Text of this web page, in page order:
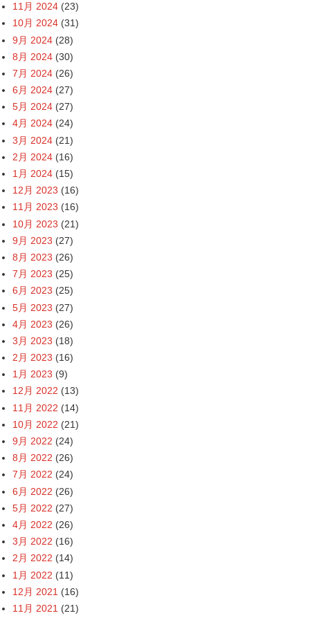
11月 2024 (23)
10月 2024 (31)
9月 2024 (28)
8月 2024 (30)
7月 2024 (26)
6月 2024 (27)
5月 2024 (27)
4月 2024 (24)
3月 2024 (21)
2月 2024 (16)
1月 2024 (15)
12月 2023 (16)
11月 2023 (16)
10月 2023 (21)
9月 2023 (27)
8月 2023 (26)
7月 2023 (25)
6月 2023 (25)
5月 2023 (27)
4月 2023 (26)
3月 2023 (18)
2月 2023 (16)
1月 2023 (9)
12月 2022 (13)
11月 2022 (14)
10月 2022 (21)
9月 2022 (24)
8月 2022 (26)
7月 2022 (24)
6月 2022 (26)
5月 2022 (27)
4月 2022 (26)
3月 2022 (16)
2月 2022 (14)
1月 2022 (11)
12月 2021 (16)
11月 2021 (21)